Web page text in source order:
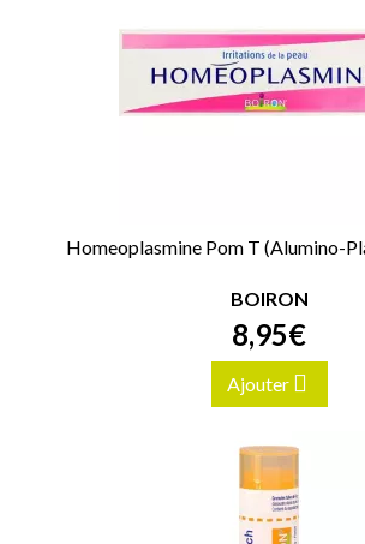
Homeoplasmine Pom T (Alumino-
BOIRON
8,95€
Ajouter